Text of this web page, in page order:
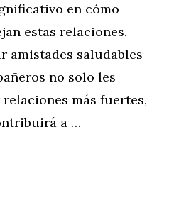
en cómo
estas relaciones.
amistades saludables
no solo les
más fuertes,
a …